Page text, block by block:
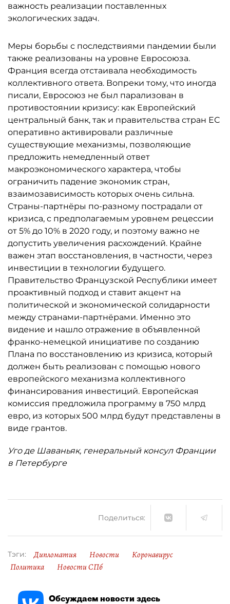
важность реализации поставленных
экологических задач.
Меры борьбы с последствиями пандемии были
также реализованы на уровне Евросоюза.
Франция всегда отстаивала необходимость
коллективного ответа. Вопреки тому, что иногда
писали, Евросоюз не был парализован в
противостоянии кризису: как Европейский
центральный банк, так и правительства стран ЕС
оперативно активировали различные
существующие механизмы, позволяющие
предложить немедленный ответ
макроэкономического характера, чтобы
ограничить падение экономик стран,
взаимозависимость которых очень сильна.
Страны-партнёры по-разному пострадали от
кризиса, с предполагаемым уровнем рецессии
от 5% до 10% в 2020 году, и поэтому важно не
допустить увеличения расхождений. Крайне
важен этап восстановления, в частности, через
инвестиции в технологии будущего.
Правительство Французской Республики имеет
проактивный подход и ставит акцент на
политической и экономической солидарности
между странами-партнёрами. Именно это
видение и нашло отражение в объявленной
франко-немецкой инициативе по созданию
Плана по восстановлению из кризиса, который
должен быть реализован с помощью нового
европейского механизма коллективного
финансирования инвестиций. Европейская
комиссия предложила программу в 750 млрд
евро, из которых 500 млрд будут представлены в
виде грантов.
Уго де Шаваньяк, генеральный консул Франции
в Петербурге
Поделиться:
Тэги: Дипломатия Новости
Коронавирус
Политика
Новости СПб
Обсуждаем новости здесь